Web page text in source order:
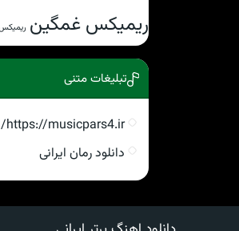
ریمیکس غمگین
تبلیغات متنی
https://musicpars4.ir/
دانلود رمان ایرانی